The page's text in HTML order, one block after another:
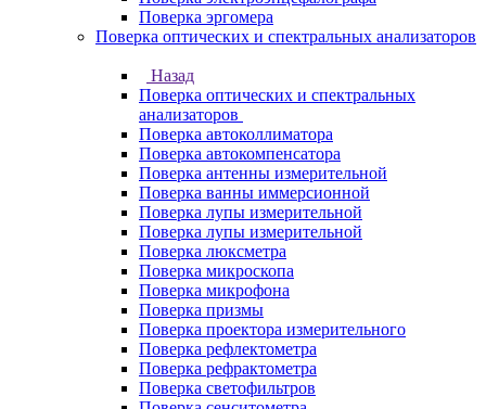
Поверка эргомера
Поверка оптических и спектральных анализаторов
Назад
Поверка оптических и спектральных
анализаторов
Поверка автоколлиматора
Поверка автокомпенсатора
Поверка антенны измерительной
Поверка ванны иммерсионной
Поверка лупы измерительной
Поверка лупы измерительной
Поверка люксметра
Поверка микроскопа
Поверка микрофона
Поверка призмы
Поверка проектора измерительного
Поверка рефлектометра
Поверка рефрактометра
Поверка светофильтров